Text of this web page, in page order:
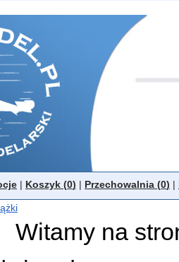
| Koszyk (0) | Przechowalnia (0) |
Witamy na